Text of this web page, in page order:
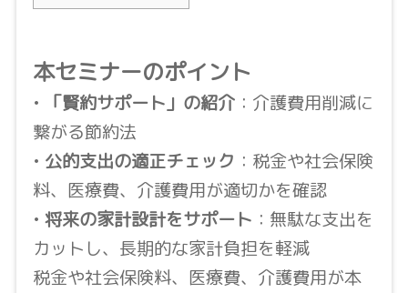
本セミナーのポイント
• 「賢約サポート」の紹介：介護費用削減に
繋がる節約法
• 公的支出の適正チェック ：税金や社会保険
料、医療費、介護費用が適切かを確認
• 将来の家計設計をサポート ：無駄な支出を
カットし、長期的な家計負担を軽減
税金や社会保険料、医療費、介護費用が本